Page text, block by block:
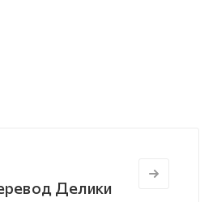
Делики